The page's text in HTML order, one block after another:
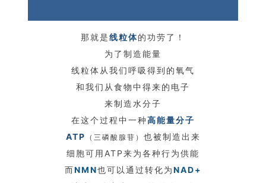
那就是线粒体的功劳了！
为了制造能量
线粒体从我们呼吸得到的氧气
和我们从食物中得来的电子
来制造水分子
在这个过程中一种高能量分子
ATP （三磷酸腺苷） 也被制造出来
细胞可用ATP来为各种行为供能
而NMN也可以通过转化为NAD+